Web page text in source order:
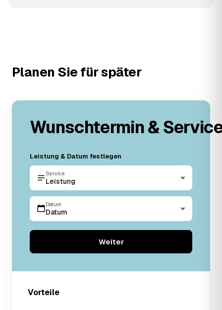
Planen Sie für später
Wunschtermin &
Leistung & Datum festlegen
Service
Leistung
Datum
Datum
Weiter
Vorteile